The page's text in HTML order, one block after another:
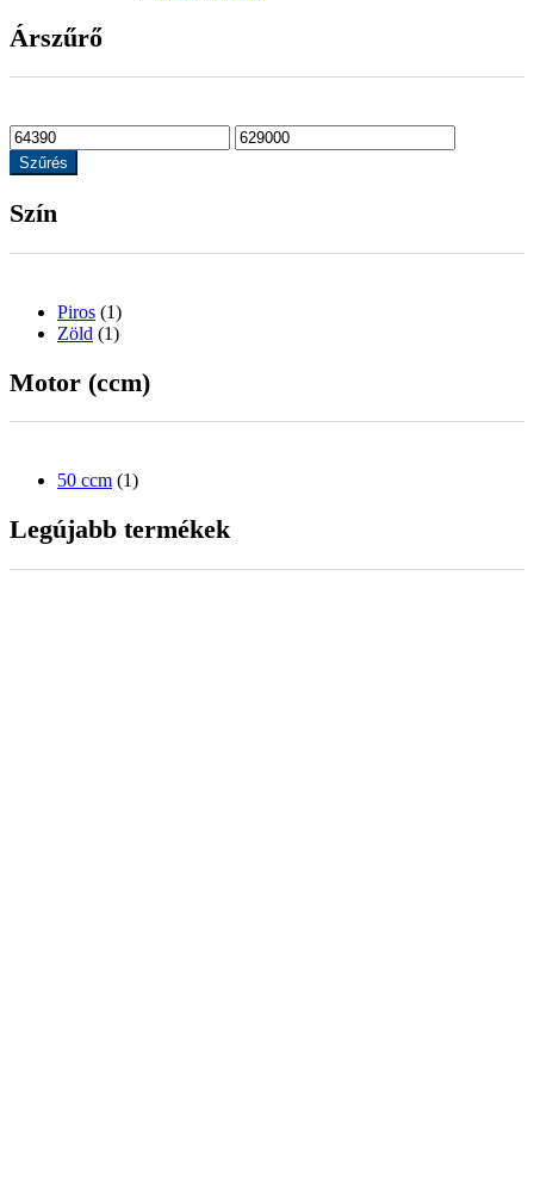
Árszűrő
Szűrés
Szín
Piros (1)
Zöld (1)
Motor (ccm)
50 ccm (1)
Legújabb termékek